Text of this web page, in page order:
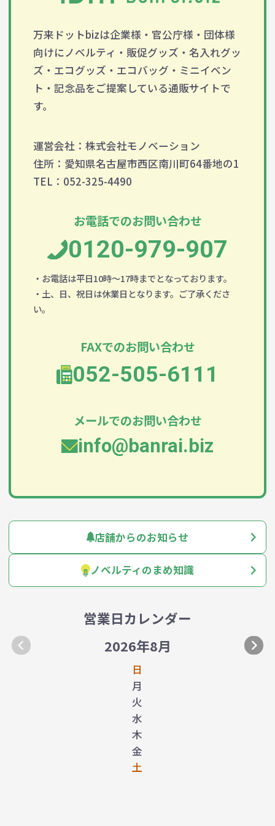
万来ドットbizは企業様・官公庁様・団体様
向けにノベルティ・販促グッズ・名入れグッ
ズ・エコグッズ・エコバッグ・ミニイベン
ト・記念品をご提案している通販サイトで
す。
運営会社：株式会社モノベーション
住所：愛知県名古屋市西区南川町64番地の1
TEL：052-325-4490
お電話でのお問い合わせ
0120-979-907
・お電話は平日10時～17時までとなっております。
・土、日、祝日は休業日となります。ご了承くださ
い。
FAXでのお問い合わせ
052-505-6111
メールでのお問い合わせ
info@banrai.biz
店舗からのお知らせ
ノベルティのまめ知識
営業日カレンダー
2026年8月
日
月
火
水
木
金
土